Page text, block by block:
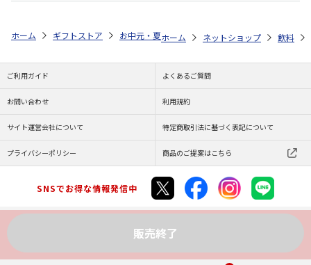
販売終了
ホーム ギフトストア お中元・夏ギフト特集 2026 ゆうゆうギフト
ホーム ネットショップ 飲料
ご利用ガイド よくあるご質問
お問い合わせ 利用規約
サイト運営会社について 特定商取引法に基づく表記について
プライバシーポリシー 商品のご提案はこちら
SNSでお得な情報発信中